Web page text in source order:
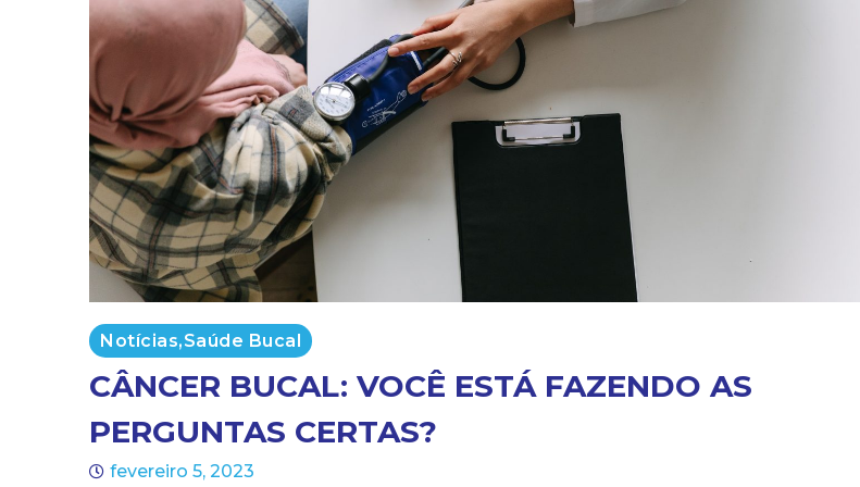
Notícias,Saúde Bucal
CÂNCER BUCAL: VOCÊ ESTÁ FAZENDO AS
PERGUNTAS CERTAS?
fevereiro 5, 2023